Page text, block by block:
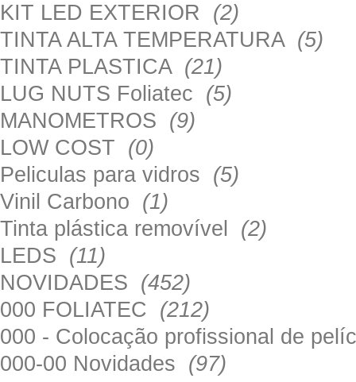
KIT LED EXTERIOR (2)
TINTA ALTA TEMPERATURA (5)
TINTA PLASTICA (21)
LUG NUTS Foliatec (5)
MANOMETROS (9)
LOW COST (0)
Peliculas para vidros (5)
Vinil Carbono (1)
Tinta plástica removível (2)
LEDS (11)
NOVIDADES (452)
000 FOLIATEC (212)
000 - Colocação profissional de
000-00 Novidades (97)